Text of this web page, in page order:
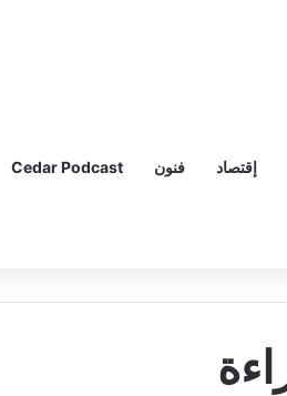
إقتصاد فنون Cedar Podcast